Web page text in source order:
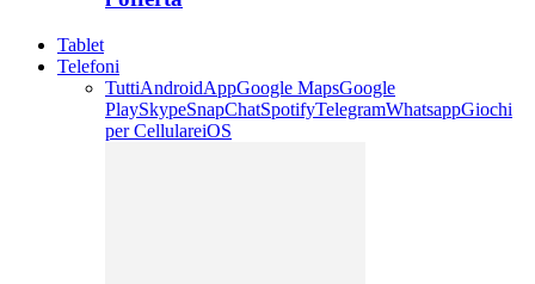
Tablet
Telefoni
TuttiAndroidAppGoogle MapsGoogle
PlaySkypeSnapChatSpotifyTelegramWhatsappGiochi
per CellulareiOS